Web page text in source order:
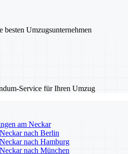
besten Umzugsunternehmen
Service für Ihren Umzug
am Neckar
nach Berlin
nach Hamburg
nach München